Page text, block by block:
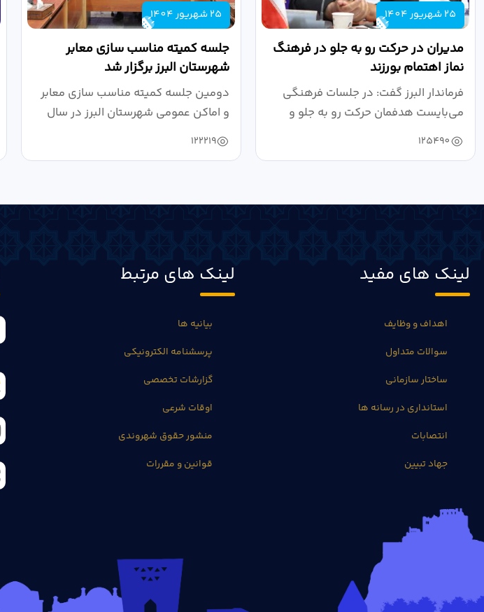
25 شهریور 1404
مدیران در حرکت رو به جلو در فرهنگ
نماز اهتمام بورزند
فرماندار البرز گفت: در جلسات فرهنگی
می‌بایست هدفمان حرکت رو به جلو و
دستیابی...
125490
25 شهریور 1404
جلسه کمیته مناسب سازی معابر
شهرستان البرز برگزار شد
دومین جلسه کمیته مناسب سازی معابر
و اماکن عمومی شهرستان البرز در سال
۱۴۰۴ به...
122219
لینک های مفید
اهداف و وظایف
سوالات متداول
ساختار سازمانی
استانداری در رسانه ها
انتصابات
جهاد تبیین
لینک های مرتبط
بیانیه ها
پرسشنامه الکترونیکی
گزارشات تخصصی
اوقات شرعی
منشور حقوق شهروندی
قوانین و مقررات